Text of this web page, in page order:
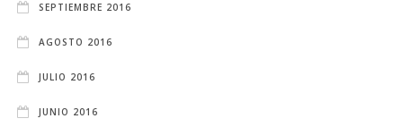
SEPTIEMBRE 2016
AGOSTO 2016
JULIO 2016
JUNIO 2016